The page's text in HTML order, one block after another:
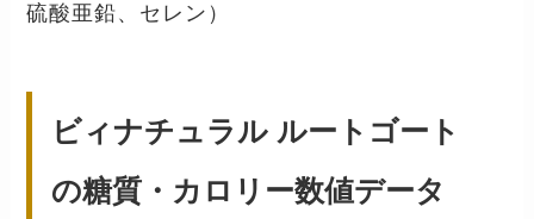
硫酸亜鉛、セレン）
ビィナチュラル ルートゴート
の糖質・カロリー数値データ